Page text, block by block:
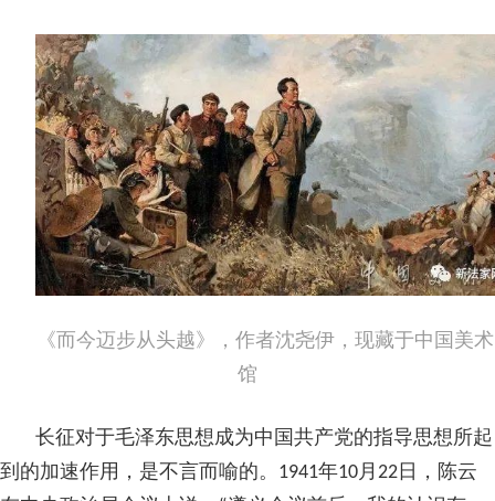
《而今迈步从头越》，作者沈尧伊，现藏于中国美术
馆
长征对于毛泽东思想成为中国共产党的指导思想所起
到的加速作用，是不言而喻的。1941年10月22日，陈云